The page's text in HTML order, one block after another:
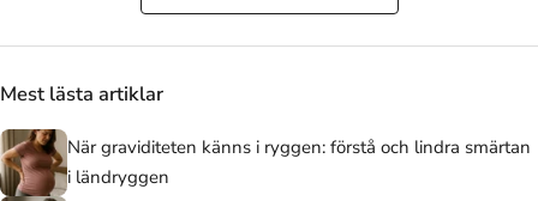
Mest lästa artiklar
När graviditeten känns i ryggen: förstå och lindra smärtan
i ländryggen